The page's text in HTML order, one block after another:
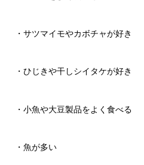
・サツマイモやカボチャが好き
・ひじきや干しシイタケが好き
・小魚や大豆製品をよく食べる
・魚が多い